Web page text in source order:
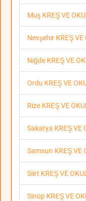
Muş KREŞ VE
Nevşehir KREŞ VE
Niğde KREŞ VE
Ordu KREŞ VE
Rize KREŞ VE
Sakarya KREŞ VE
Samsun KREŞ VE
Siirt KREŞ VE
Sinop KREŞ VE